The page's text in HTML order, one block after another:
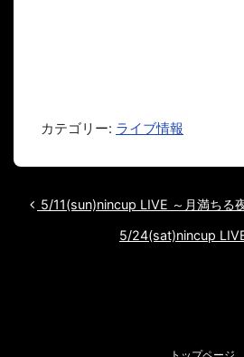
カテゴリー: ライブ情報
投稿ナビゲーシ
5/11(sun)nincup LIVE ～月満ちる
5/24(sat)nincup